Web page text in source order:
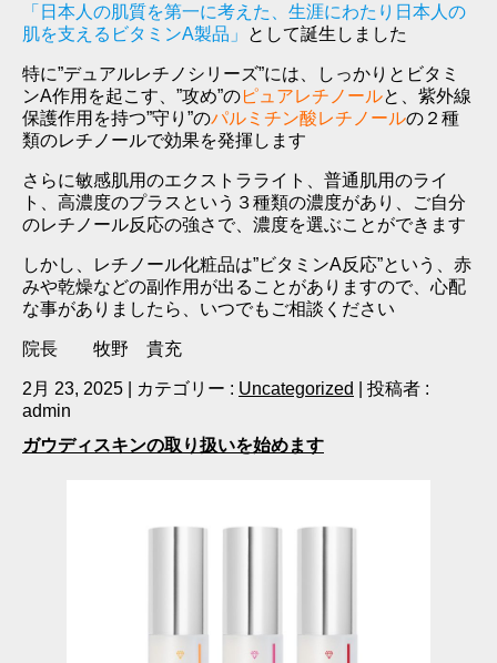
「日本人の肌質を第一に考えた、生涯にわたり日本人の
肌を支えるビタミンA製品」
として誕生しました
特に”デュアルレチノシリーズ”には、しっかりとビタミ
ンA作用を起こす、”攻め”のピュアレチノールと、紫外線
保護作用を持つ”守り”のパルミチン酸レチノールの２種
類のレチノールで効果を発揮します
さらに敏感肌用のエクストラライト、普通肌用のライ
ト、高濃度のプラスという３種類の濃度があり、ご自分
のレチノール反応の強さで、濃度を選ぶことができます
しかし、レチノール化粧品は”ビタミンA反応”という、赤
みや乾燥などの副作用が出ることがありますので、心配
な事がありましたら、いつでもご相談ください
院長 牧野 貴充
2月 23, 2025 カテゴリー : Uncategorized
投稿者 :
admin
ガウディスキンの取り扱いを始めます